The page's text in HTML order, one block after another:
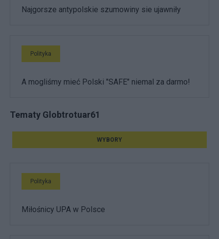
Najgorsze antypolskie szumowiny sie ujawniły
Polityka
A mogliśmy mieć Polski "SAFE" niemal za darmo!
Tematy Globtrotuar61
WYBORY
Polityka
Miłośnicy UPA w Polsce